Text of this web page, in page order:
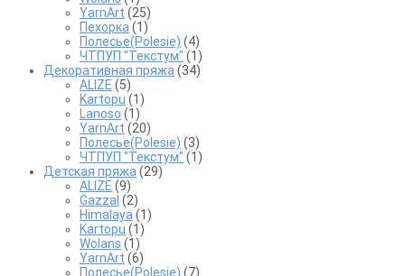
YarnArt (25)
Пехорка (1)
Полесье(Polesie) (4)
ЧТПУП "Текстум" (1)
Декоративная пряжа (34)
ALIZE (5)
Kartopu (1)
Lanoso (1)
YarnArt (20)
Полесье(Polesie) (3)
ЧТПУП "Текстум" (1)
Детская пряжа (29)
ALIZE (9)
Gazzal (2)
Himalaya (1)
Kartopu (1)
Wolans (1)
YarnArt (6)
Полесье(Polesie) (7)